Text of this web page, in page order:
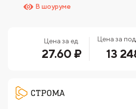
В шоуруме
Цена за ед.
27.60 ₽
Цена за
13